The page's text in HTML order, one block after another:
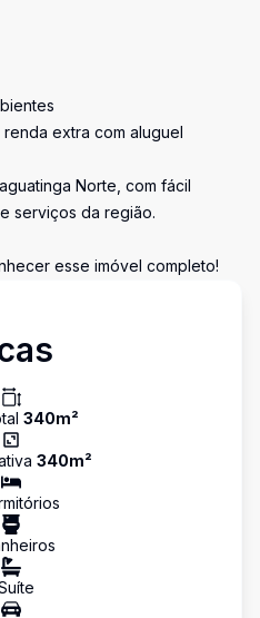
extra com aluguel
Norte, com fácil
serviços da região.
esse imóvel completo!
340m²
340m²
s
s